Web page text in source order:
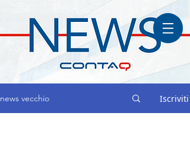
news vecchio Iscriviti